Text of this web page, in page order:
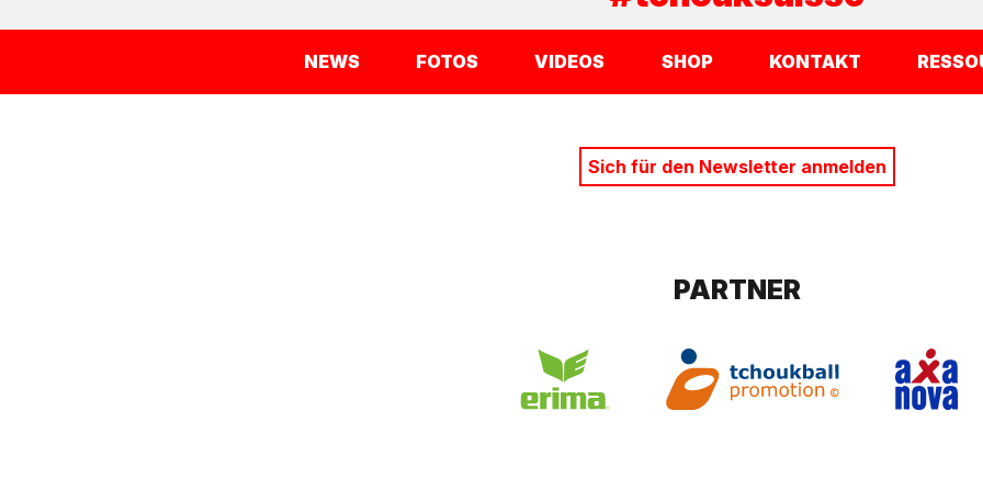
NEWS FOTOS VIDEOS SHOP KONTAKT
Sich für den Newsletter anmelden
PARTNER